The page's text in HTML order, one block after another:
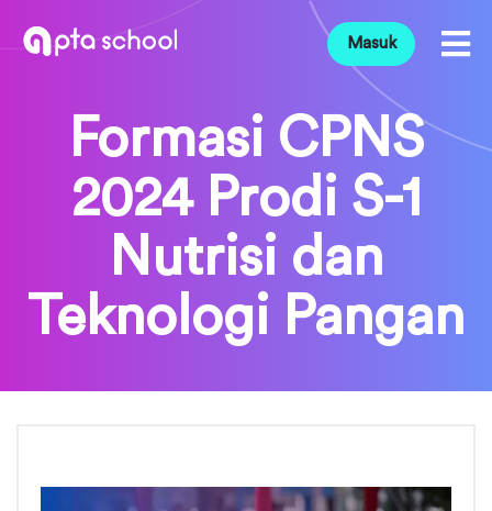
Masuk
Formasi CPNS
2024 Prodi S-1
Nutrisi dan
Teknologi Pangan